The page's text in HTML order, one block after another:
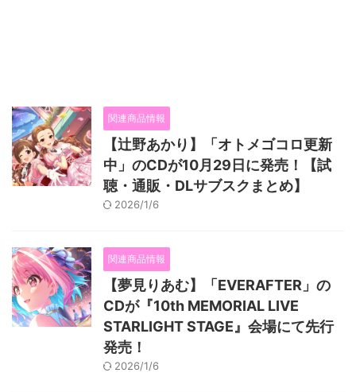
関連商品情報
【辻野あかり】「オトメゴコロ更新
中」のCDが10月29日に発売！【試
聴・通販・DLサブスクまとめ】
2026/1/6
関連商品情報
【夢見りあむ】「EVERAFTER」の
CDが『10th MEMORIAL LIVE
STARLIGHT STAGE』会場にて先行
発売！
2026/1/6